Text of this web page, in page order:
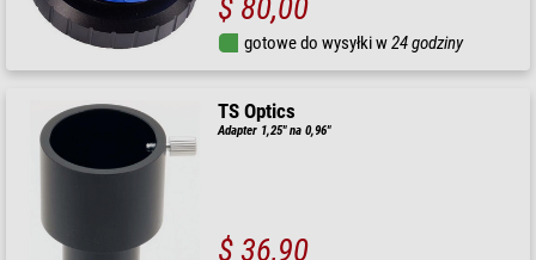
$ 80,00
gotowe do wysyłki w24 godziny
TS Optics
Adapter 1,25" na 0,96"
$ 36,90